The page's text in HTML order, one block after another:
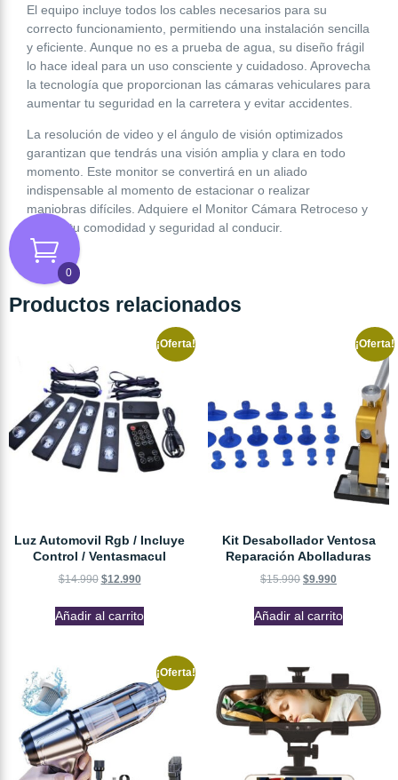
El equipo incluye todos los cables necesarios para su
correcto funcionamiento, permitiendo una instalación sencilla
y eficiente. Aunque no es a prueba de agua, su diseño frágil
lo hace ideal para un uso consciente y cuidadoso. Aprovecha
la tecnología que proporcionan las cámaras vehiculares para
aumentar tu seguridad en la carretera y evitar accidentes.
La resolución de video y el ángulo de visión optimizados
garantizan que tendrás una visión amplia y clara en todo
momento. Este monitor se convertirá en un aliado
indispensable al momento de estacionar o realizar
maniobras difíciles. Adquiere el Monitor Cámara Retroceso y
mejora tu comodidad y seguridad al conducir.
Productos relacionados
¡Oferta!
Luz Automovil Rgb / Incluye
Control / Ventasmacul
$14.990 $12.990
Añadir al carrito
¡Oferta!
Kit Desabollador Ventosa
Reparación Abolladuras
$15.990 $9.990
Añadir al carrito
¡Oferta!
0